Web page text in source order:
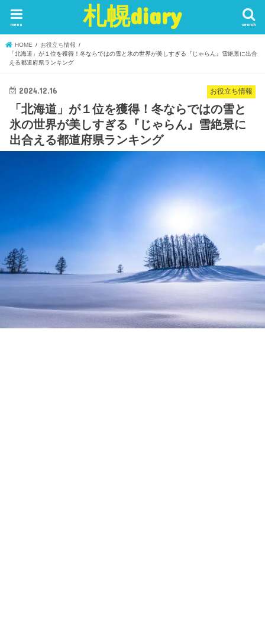
札幌diary search
menu
HOME
お役立ち情報
「北海道」が１位を獲得！冬ならではの雪と氷の世界が美しすぎる『じゃらん』雪絶景に出合
える都道府県ランキング
お役立ち情報
2024.12.16
「北海道」が１位を獲得！冬ならではの雪と
氷の世界が美しすぎる『じゃらん』雪絶景に
出合える都道府県ランキング